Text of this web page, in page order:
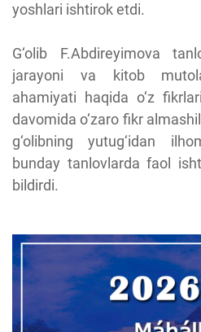
yoshlari ishtirok etdi.
G‘olib F.Abdireyimova
jarayoni va kitob
ahamiyati haqida o‘z
davomida o‘zaro fikr
g‘olibning yutug‘idan
bunday tanlovlarda faol
bildirdi.